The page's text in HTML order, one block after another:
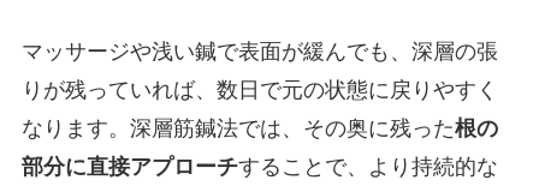
マッサージや浅い鍼で表面が緩んでも、深層の張
りが残っていれば、数日で元の状態に戻りやすく
なります。深層筋鍼法では、その奥に残った根の
部分に直接アプローチすることで、より持続的な